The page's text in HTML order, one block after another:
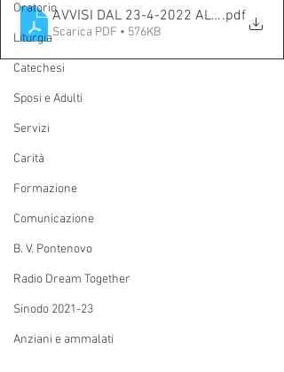
Oratorio
Liturgia
Catechesi
Sposi e Adulti
Servizi
Carità
Formazione
Comunicazione
B. V. Pontenovo
Radio Dream Together
Sinodo 2021-23
Anziani e ammalati
AVVISI DAL 23-4-2022 AL 01-5-2022
.pdf
Scarica PDF • 576KB